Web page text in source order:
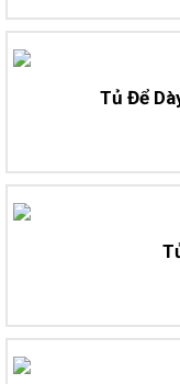
Tủ Để